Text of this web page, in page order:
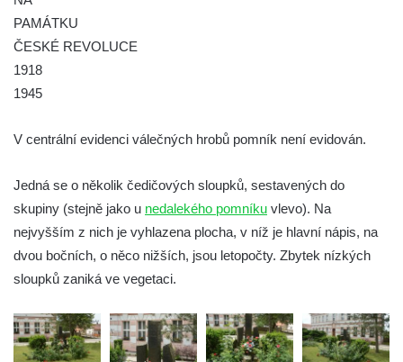
Kenotaf Jana Mojžiše na hřbitově ve
Velešíně
Hrob Ludvíka Tůmy na hřbitově ve Velešíně
Pomník obětem 2. světové války na hřbitově
u kostela svatého Václava ve Velešíně
Pamětní deska 240 MILES TO FREEDOM u
pomníku obětem válek na náměstí J. V.
Pomník obětem 1. a 2. světové války na
náměstí J. V. Kamarýta ve Velešíně
PAMÁTKU
ČESKÉ REVOLUCE
1918
1945
V centrální evidenci válečných hrobů pomník není evidován.
Jedná se o několik čedičových sloupků, sestavených do
skupiny (stejně jako u nedalekého pomníku vlevo). Na
nejvyšším z nich je vyhlazena plocha, v níž je hlavní nápis, na
dvou bočních, o něco nižších, jsou letopočty. Zbytek nízkých
sloupků zaniká ve vegetaci.